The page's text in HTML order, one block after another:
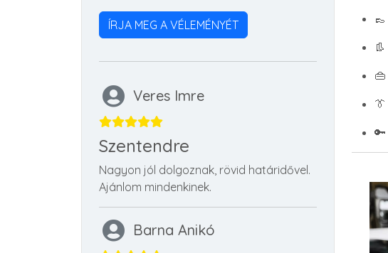
ÍRJA MEG A VÉLEMÉNYÉT
Veres Imre
Szentendre
Nagyon jól dolgoznak, rövid határidővel.
Ajánlom mindenkinek.
Barna Anikó
👞
👢
👜
👔
🔑